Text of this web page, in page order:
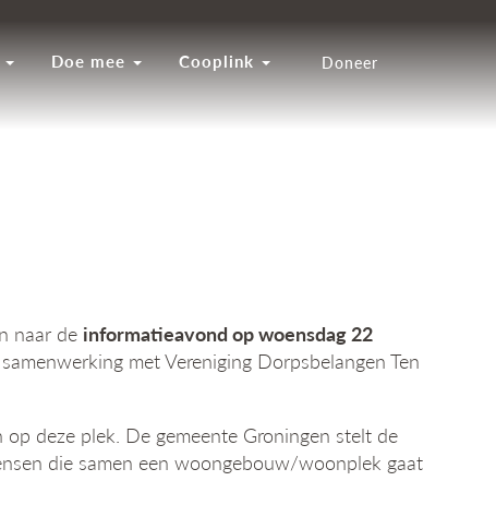
Doe mee Cooplink Doneer
naar de informatieavond op woensdag 22
met Vereniging Dorpsbelangen Ten
deze plek. De gemeente Groningen stelt de
die samen een woongebouw/woonplek gaat